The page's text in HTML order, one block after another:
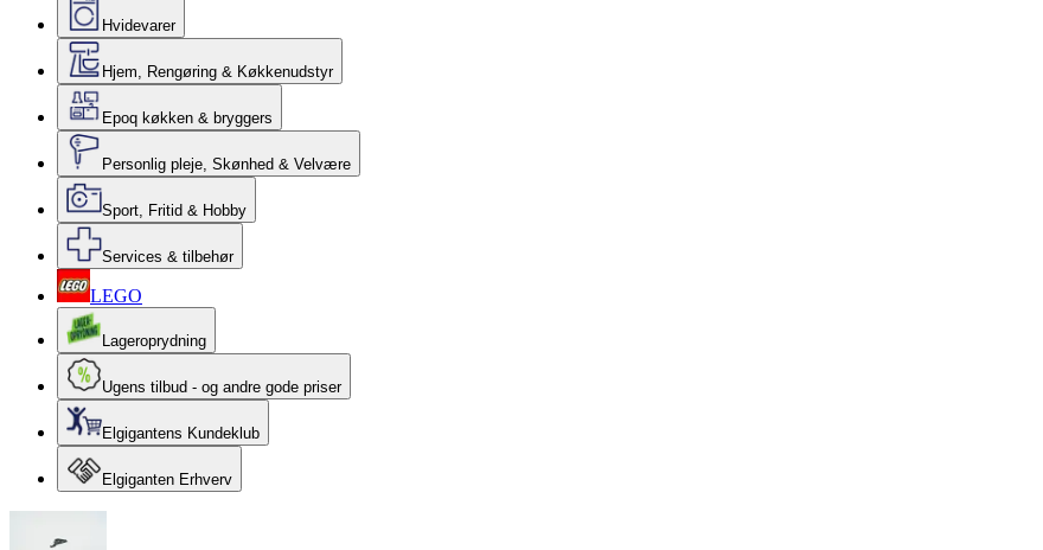
Hvidevarer
Hjem, Rengøring & Køkkenudstyr
Epoq køkken & bryggers
Personlig pleje, Skønhed & Velvære
Sport, Fritid & Hobby
Services & tilbehør
LEGO
Lageroprydning
Ugens tilbud - og andre gode priser
Elgigantens Kundeklub
Elgiganten Erhverv